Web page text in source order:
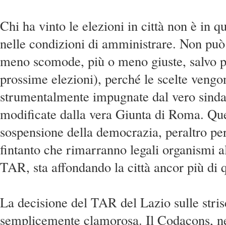
Chi ha vinto le elezioni in città non è in
nelle condizioni di amministrare. Non
meno scomode, più o meno giuste, salvo
prossime elezioni), perché le scelte
strumentalmente impugnate dal vero
modificate dalla vera Giunta di Roma.
sospensione della democrazia, peraltro
fintanto che rimarranno legali organismi
TAR, sta affondando la città ancor più di
La decisione del TAR del Lazio sulle
semplicemente clamorosa. Il Codacons,